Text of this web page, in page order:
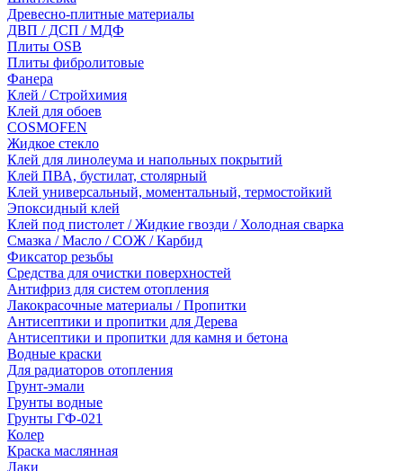
Древесно-плитные материалы
ДВП / ДСП / МДФ
Плиты OSB
Плиты фибролитовые
Фанера
Клей / Стройхимия
Клей для обоев
COSMOFEN
Жидкое стекло
Клей для линолеума и напольных покрытий
Клей ПВА, бустилат, столярный
Клей универсальный, моментальный, термостойкий
Эпоксидный клей
Клей под пистолет / Жидкие гвозди / Холодная сварка
Смазка / Масло / СОЖ / Карбид
Фиксатор резьбы
Средства для очистки поверхностей
Антифриз для систем отопления
Лакокрасочные материалы / Пропитки
Антисептики и пропитки для Дерева
Антисептики и пропитки для камня и бетона
Водные краски
Для радиаторов отопления
Грунт-эмали
Грунты водные
Грунты ГФ-021
Колер
Краска маслянная
Лаки